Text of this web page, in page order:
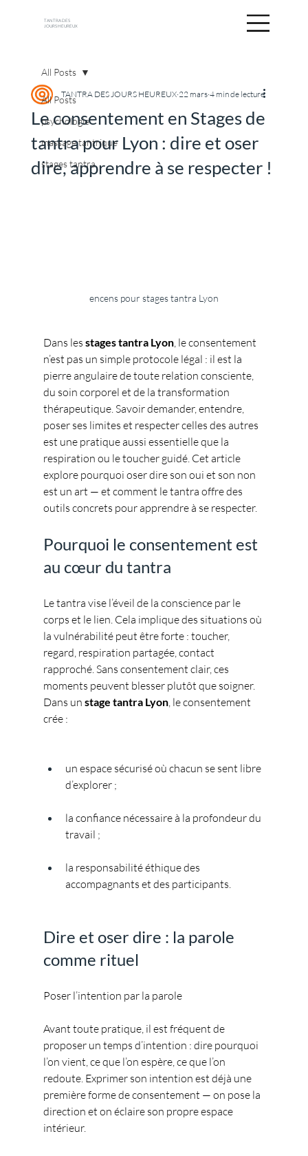
TANTRA DES
JOURS HEUREUX
All Posts
psychologie
massage tantrique
stages tantra
All Posts
Le consentement en Stages de
tantra pour Lyon : dire et oser
dire, apprendre à se respecter !
TANTRA DES JOURS HEUREUX 22 mars 4 min de lecture
encens pour stages tantra Lyon
Dans les stages tantra Lyon, le consentement
n’est pas un simple protocole légal : il est la
pierre angulaire de toute relation consciente,
du soin corporel et de la transformation
thérapeutique. Savoir demander, entendre,
poser ses limites et respecter celles des autres
est une pratique aussi essentielle que la
respiration ou le toucher guidé. Cet article
explore pourquoi oser dire son oui et son non
est un art — et comment le tantra offre des
outils concrets pour apprendre à se respecter.
Pourquoi le consentement est
au cœur du tantra
Le tantra vise l’éveil de la conscience par le
corps et le lien. Cela implique des situations où
la vulnérabilité peut être forte : toucher,
regard, respiration partagée, contact
rapproché. Sans consentement clair, ces
moments peuvent blesser plutôt que soigner.
Dans un stage tantra Lyon, le consentement
crée :
un espace sécurisé où chacun se sent libre
d’explorer ;
la confiance nécessaire à la profondeur du
travail ;
la responsabilité éthique des
accompagnants et des participants.
Dire et oser dire : la parole
comme rituel
Poser l’intention par la parole
Avant toute pratique, il est fréquent de
proposer un temps d’intention : dire pourquoi
l’on vient, ce que l’on espère, ce que l’on
redoute. Exprimer son intention est déjà une
première forme de consentement — on pose la
direction et on éclaire son propre espace
intérieur.